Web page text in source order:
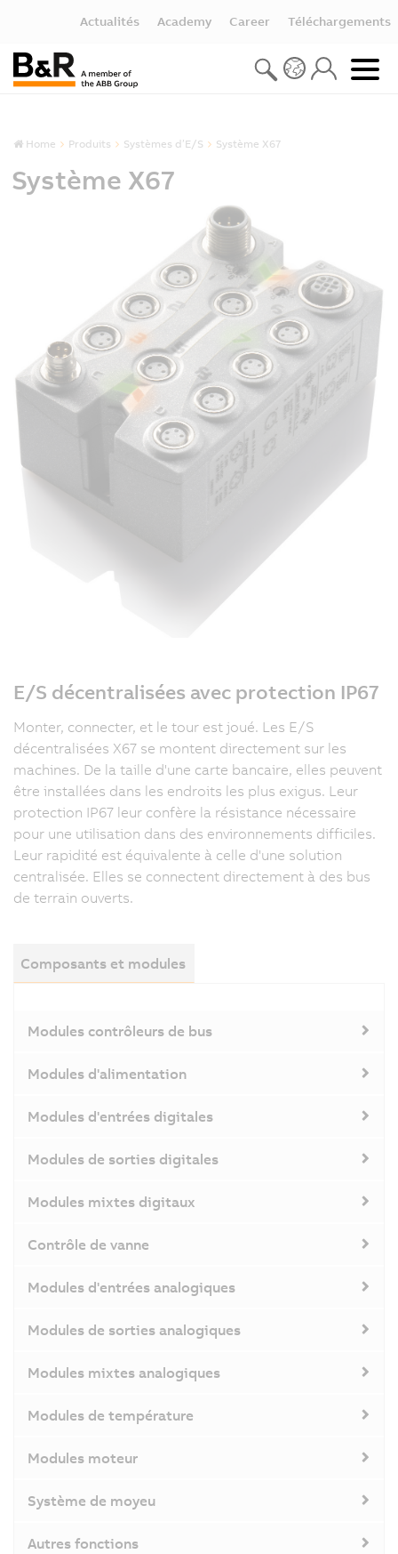
Actualités Academy Career Téléchargements
Home Produits Systèmes d’E/S Système X67
Système X67
E/S décentralisées avec protection IP67
Monter, connecter, et le tour est joué. Les E/S
décentralisées X67 se montent directement sur les
machines. De la taille d'une carte bancaire, elles peuvent
être installées dans les endroits les plus exigus. Leur
protection IP67 leur confère la résistance nécessaire
pour une utilisation dans des environnements difficiles.
Leur rapidité est équivalente à celle d'une solution
centralisée. Elles se connectent directement à des bus
de terrain ouverts.
Composants et modules
Modules contrôleurs de bus
Modules d'alimentation
Modules d'entrées digitales
Modules de sorties digitales
Modules mixtes digitaux
Contrôle de vanne
Modules d'entrées analogiques
Modules de sorties analogiques
Modules mixtes analogiques
Modules de température
Modules moteur
Système de moyeu
Autres fonctions